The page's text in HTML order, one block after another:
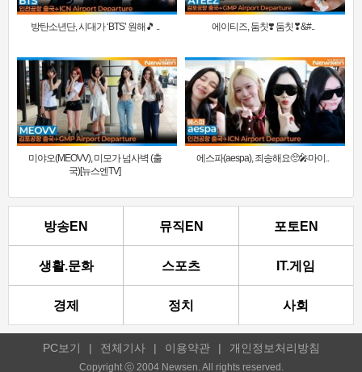
방탄소년단, 시대가 ‘BTS’ 원해🎵 .. 에이티즈, 둠칫❣️ 둠칫❣&#..
미야오(MEOVV), 미모가 넘사벽 (출
국)[뉴스엔TV]
에스파(aespa), 죄송해요🥺🎤마이..
방송EN 뮤직EN 포토EN
생활.문화 스포츠 IT.게임
경제 정치 사회
PC보기 | 전체기사 | 이용약관 | 개인정보처리방침
Copyright ⓒ 2004 Newsen. All rights reserved.